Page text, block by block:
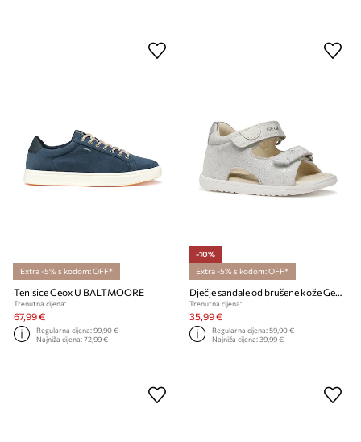
Extra -5% s kodom: OFF*
Tenisice Geox U BALTMOORE
Trenutna cijena:
67,99 €
Regularna cijena:99,90 €
Najniža cijena:72,99 €
-10%
Extra -5% s kodom: OFF*
Trenutna cijena:
35,99 €
Regularna cijena:59,90 €
Najniža cijena:39,99 €